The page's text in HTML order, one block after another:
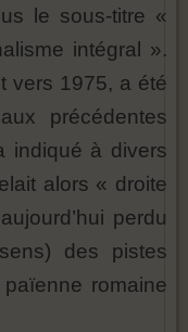
le sous-titre «
intégral ».
vers 1975, a été
précédentes
indiqué à divers
alors « droite
perdu
des pistes
romaine